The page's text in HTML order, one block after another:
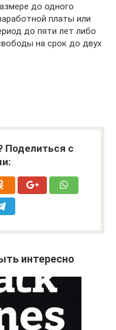
до одного
платы или
до пяти лет либо
на срок до двух
Поделиться с
интересно